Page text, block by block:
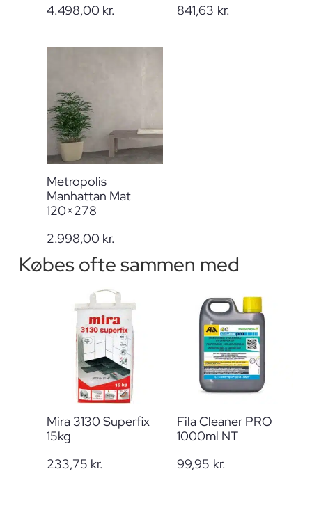
4.498,00 kr.
841,63 kr.
Metropolis
Manhattan Mat
120×278
2.998,00 kr.
Købes ofte sammen med
Mira 3130 Superfix
15kg
233,75 kr.
Fila Cleaner PRO
1000ml NT
99,95 kr.